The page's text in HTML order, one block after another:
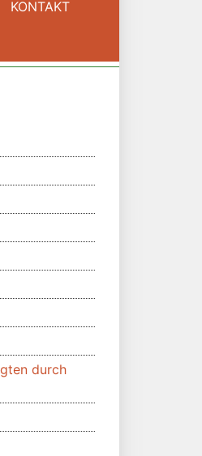
KONTAKT
durch